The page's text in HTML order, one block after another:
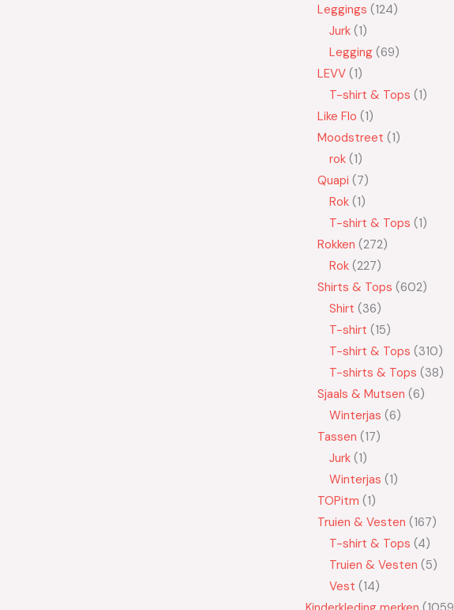
Leggings 124
Jurk 1
Legging 69
LEVV 1
T-shirt & Tops 1
Like Flo 1
Moodstreet 1
rok 1
Quapi 7
Rok 1
T-shirt & Tops 1
Rokken 272
Rok 227
Shirts & Tops 602
Shirt 36
T-shirt 15
T-shirt & Tops 310
T-shirts & Tops 38
Sjaals & Mutsen 6
Winterjas 6
Tassen 17
Jurk 1
Winterjas 1
TOPitm 1
Truien & Vesten 167
T-shirt & Tops 4
Truien & Vesten 5
Vest 14